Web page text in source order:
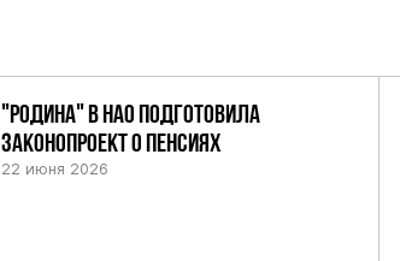
"РОДИНА" В НАО ПОДГОТОВИЛА
ЗАКОНОПРОЕКТ О ПЕНСИЯХ
22 июня 2026